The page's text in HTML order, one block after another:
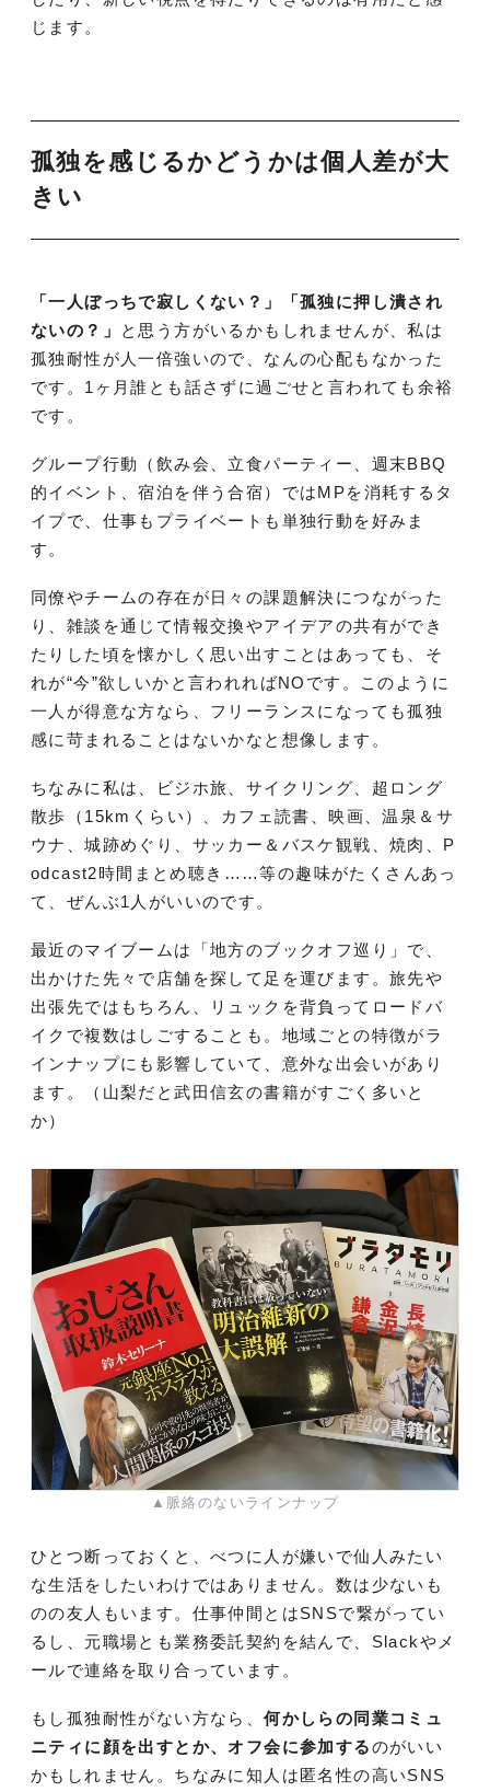
じます。
孤独を感じるかどうかは個人差が大
きい
「一人ぼっちで寂しくない？」「孤独に押し潰され
ないの？」
と思う方がいるかもしれませんが、私は
孤独耐性が人一倍強いので、なんの心配もなかった
です。1ヶ月誰とも話さずに過ごせと言われても余裕
です。
グループ行動（飲み会、立食パーティー、週末BBQ
的イベント、宿泊を伴う合宿）ではMPを消耗するタ
イプで、仕事もプライベートも単独行動を好みま
す。
同僚やチームの存在が日々の課題解決につながった
り、雑談を通じて情報交換やアイデアの共有ができ
たりした頃を懐かしく思い出すことはあっても、そ
れが“今”欲しいかと言われればNOです。このように
一人が得意な方なら、フリーランスになっても孤独
感に苛まれることはないかなと想像します。
ちなみに私は、ビジホ旅、サイクリング、超ロング
散歩（15kmくらい）、カフェ読書、映画、温泉＆サ
ウナ、城跡めぐり、サッカー＆バスケ観戦、焼肉、P
odcast2時間まとめ聴き……等の趣味がたくさんあっ
て、ぜんぶ1人がいいのです。
最近のマイブームは「地方のブックオフ巡り」で、
出かけた先々で店舗を探して足を運びます。旅先や
出張先ではもちろん、リュックを背負ってロードバ
イクで複数はしごすることも。地域ごとの特徴がラ
インナップにも影響していて、意外な出会いがあり
ます。（山梨だと武田信玄の書籍がすごく多いと
か）
▲脈絡のないラインナップ
ひとつ断っておくと、べつに人が嫌いで仙人みたい
な生活をしたいわけではありません。数は少ないも
のの友人もいます。仕事仲間とはSNSで繋がってい
るし、元職場とも業務委託契約を結んで、Slackやメ
ールで連絡を取り合っています。
もし孤独耐性がない方なら、何かしらの同業コミュ
ニティに顔を出すとか、オフ会に参加するのがいい
かもしれません。ちなみに知人は匿名性の高いSNS